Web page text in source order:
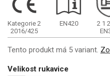
Kategorie 2
2016/425
EN420 2 1 2
Tento produkt má 5 variant.
Velikost rukavice